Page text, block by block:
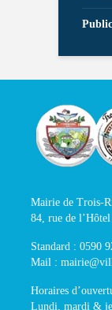
Mairie de Trois-
84, rue de
Standard : 0590
Mail :
Horaires
Lundi, mardi &